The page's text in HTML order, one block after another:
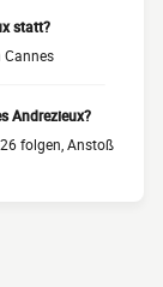
statt?
Cannes
Andrezieux?
folgen, Anstoß